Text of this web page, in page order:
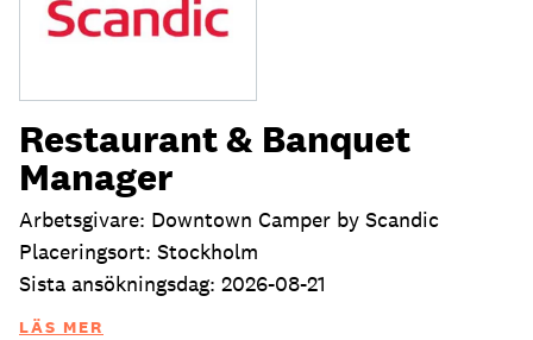
Restaurant & Banquet
Manager
Arbetsgivare: Downtown Camper by Scandic
Placeringsort: Stockholm
Sista ansökningsdag: 2026-08-21
LÄS MER